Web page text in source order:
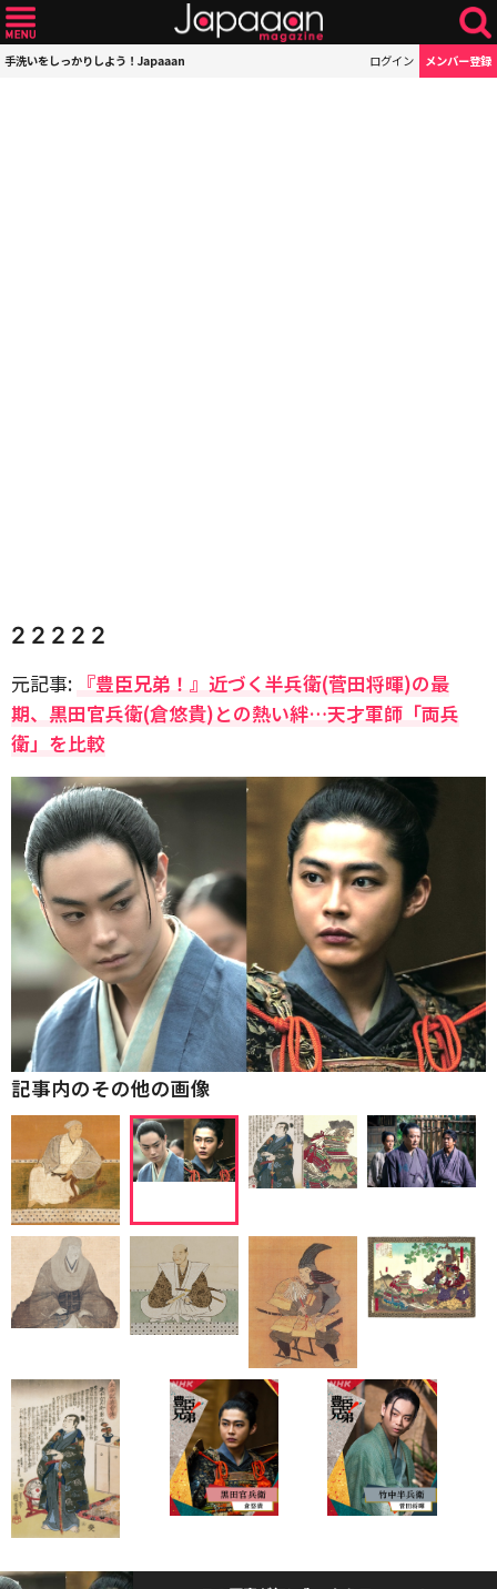
手洗いをしっかりしよう！Japaaan ログイン メンバー登録
2 2 2 2 2
元記事: 『豊臣兄弟！』近づく半兵衛(菅田将暉)の最
期、黒田官兵衛(倉悠貴)との熱い絆…天才軍師「両兵
衛」を比較
記事内のその他の画像